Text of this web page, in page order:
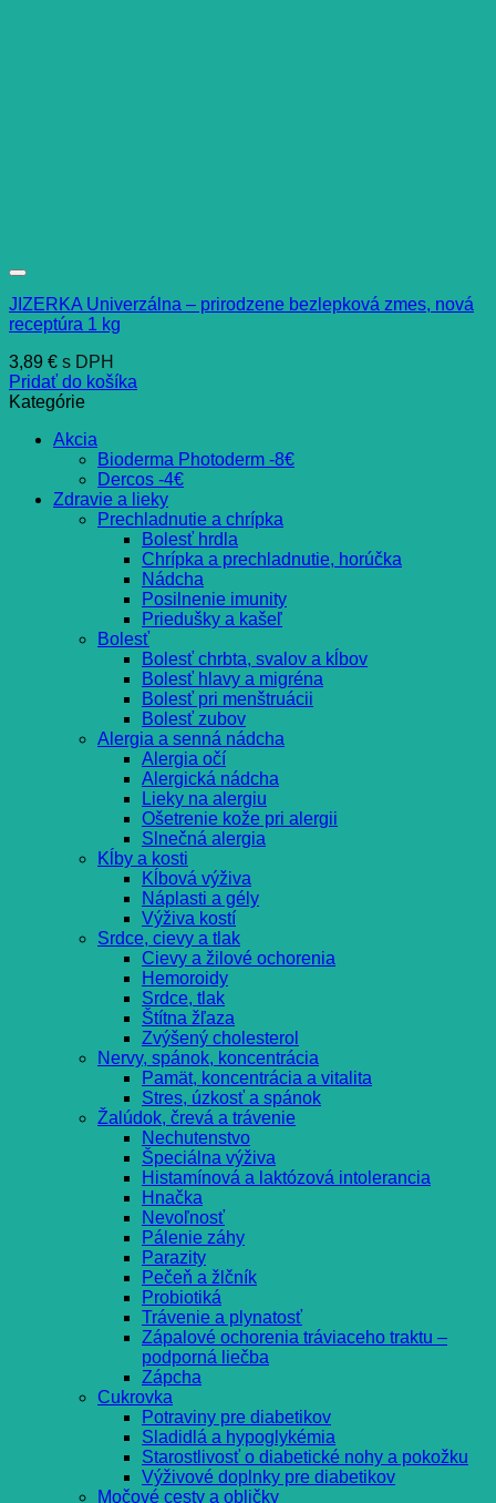
JIZERKA Univerzálna – prirodzene bezlepková zmes, nová
receptúra 1 kg
3,89 € s DPH
Pridať do košíka
Kategórie
Akcia
Bioderma Photoderm -8€
Dercos -4€
Zdravie a lieky
Prechladnutie a chrípka
Bolesť hrdla
Chrípka a prechladnutie, horúčka
Nádcha
Posilnenie imunity
Priedušky a kašeľ
Bolesť
Bolesť chrbta, svalov a kĺbov
Bolesť hlavy a migréna
Bolesť pri menštruácii
Bolesť zubov
Alergia a senná nádcha
Alergia očí
Alergická nádcha
Lieky na alergiu
Ošetrenie kože pri alergii
Slnečná alergia
Kĺby a kosti
Kĺbová výživa
Náplasti a gély
Výživa kostí
Srdce, cievy a tlak
Cievy a žilové ochorenia
Hemoroidy
Srdce, tlak
Štítna žľaza
Zvýšený cholesterol
Nervy, spánok, koncentrácia
Pamät, koncentrácia a vitalita
Stres, úzkosť a spánok
Žalúdok, črevá a trávenie
Nechutenstvo
Špeciálna výživa
Histamínová a laktózová intolerancia
Hnačka
Nevoľnosť
Pálenie záhy
Parazity
Pečeň a žlčník
Probiotiká
Trávenie a plynatosť
Zápalové ochorenia tráviaceho traktu –
podporná liečba
Zápcha
Cukrovka
Potraviny pre diabetikov
Sladidlá a hypoglykémia
Starostlivosť o diabetické nohy a pokožku
Výživové doplnky pre diabetikov
Močové cesty a obličky